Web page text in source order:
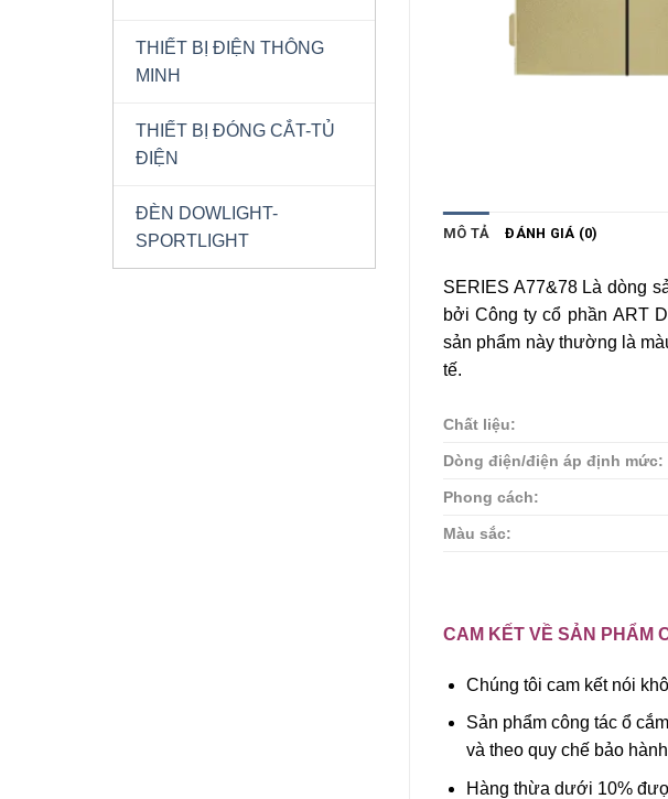
MÔ TẢ ĐÁNH GIÁ (0)
SERIES A77&78 Là dòng
bởi Công ty cổ phần ART
sản phẩm này thường là
tế.
Chất liệu:
Dòng điện/điện áp định mức:
Phong cách:
Màu sắc:
CAM KẾT VỀ SẢN PHẨM
Chúng tôi cam kết nói
Sản phẩm công tác ổ
và theo quy chế bảo
Hàng thừa dưới 10%
THIẾT BỊ ĐIỆN THÔNG
MINH
THIẾT BỊ ĐÓNG CẮT-TỦ
ĐIỆN
ĐÈN DOWLIGHT-
SPORTLIGHT